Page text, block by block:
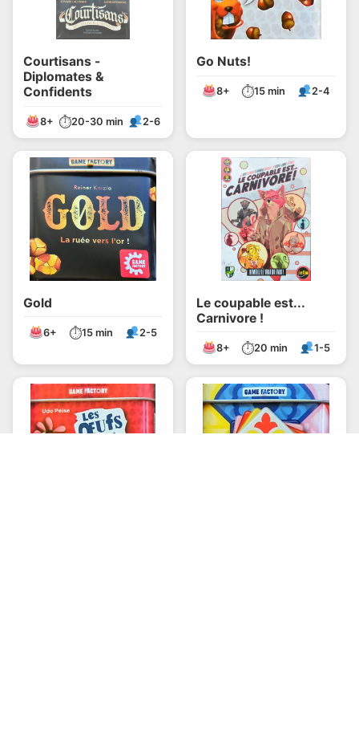
Courtisans -
Diplomates &
Confidents
8+ ⏱20-30 min 2-6
Go Nuts!
8+ ⏱15 min 2-4
Gold
6+ ⏱15 min 2-5
Le coupable est...
Carnivore !
8+ ⏱20 min 1-5